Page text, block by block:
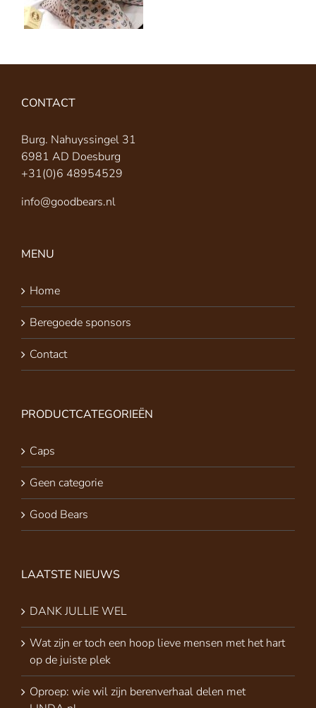
CONTACT
Burg. Nahuyssingel 31
6981 AD Doesburg
+31(0)6 48954529
info@goodbears.nl
MENU
Home
Beregoede sponsors
Contact
PRODUCTCATEGORIEËN
Caps
Geen categorie
Good Bears
LAATSTE NIEUWS
DANK JULLIE WEL
Wat zijn er toch een hoop lieve mensen met het hart
op de juiste plek
Oproep: wie wil zijn berenverhaal delen met